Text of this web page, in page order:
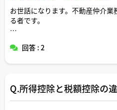
お世話になります。不動産仲介
る者です。
ない場合、重要事項説明で「調
が、断定的なことは言えず困って
ケースでの適切な説明の仕方や
回答 : 2
Q.所得控除と税額控除の